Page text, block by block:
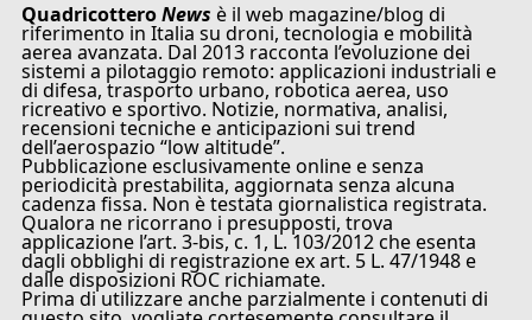
QuadricotteroNews è il web magazine/blog di
riferimento in Italia su droni, tecnologia e mobilità
aerea avanzata. Dal 2013 racconta l’evoluzione dei
sistemi a pilotaggio remoto: applicazioni industriali e
di difesa, trasporto urbano, robotica aerea, uso
ricreativo e sportivo. Notizie, normativa, analisi,
recensioni tecniche e anticipazioni sui trend
dell’aerospazio “low altitude”.
Pubblicazione esclusivamente online e senza
periodicità prestabilita, aggiornata senza alcuna
cadenza fissa. Non è testata giornalistica registrata.
Qualora ne ricorrano i presupposti, trova
applicazione l’art. 3-bis, c. 1, L. 103/2012 che esenta
dagli obblighi di registrazione ex art. 5 L. 47/1948 e
dalle disposizioni ROC richiamate.
Prima di utilizzare anche parzialmente i contenuti di